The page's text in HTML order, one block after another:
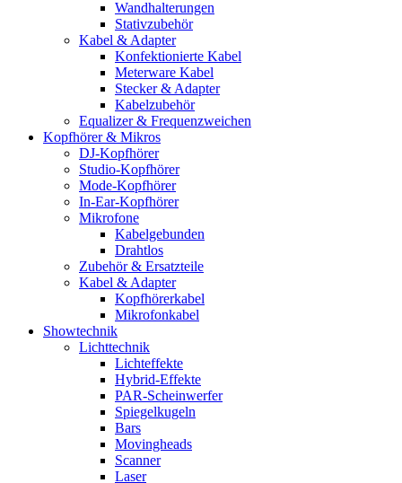
Wandhalterungen
Stativzubehör
Kabel & Adapter
Konfektionierte Kabel
Meterware Kabel
Stecker & Adapter
Kabelzubehör
Equalizer & Frequenzweichen
Kopfhörer & Mikros
DJ-Kopfhörer
Studio-Kopfhörer
Mode-Kopfhörer
In-Ear-Kopfhörer
Mikrofone
Kabelgebunden
Drahtlos
Zubehör & Ersatzteile
Kabel & Adapter
Kopfhörerkabel
Mikrofonkabel
Showtechnik
Lichttechnik
Lichteffekte
Hybrid-Effekte
PAR-Scheinwerfer
Spiegelkugeln
Bars
Movingheads
Scanner
Laser